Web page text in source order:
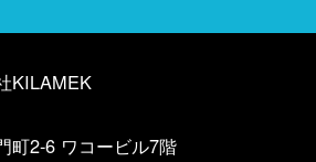
KILAMEK
町2-6 ワコービル7階